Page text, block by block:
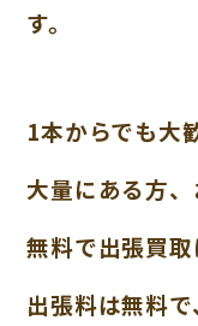
す。
1本からでも大
大量にある方、
無料で出張買取
出張料は無料で